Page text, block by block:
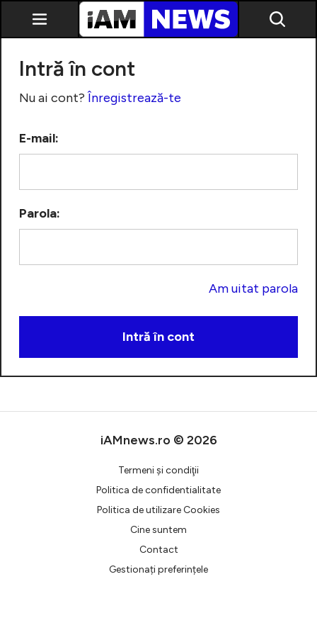
Creează cont
Intră în cont
Nu ai cont?Înregistrează-te
E-mail:
Parola:
Am uitat parola
iAMnews.ro © 2026
Termeni şi condiţii
Politica de confidentialitate
Politica de utilizare Cookies
Cine suntem
Contact
Gestionați preferințele